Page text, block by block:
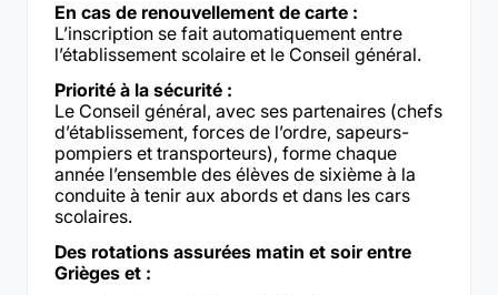
En cas de renouvellement de carte :
L’inscription se fait automatiquement entre
l’établissement scolaire et le Conseil général.
Priorité à la sécurité :
Le Conseil général, avec ses partenaires (chefs
d’établissement, forces de l’ordre, sapeurs-
pompiers et transporteurs), forme chaque
année l’ensemble des élèves de sixième à la
conduite à tenir aux abords et dans les cars
scolaires.
Des rotations assurées matin et soir entre
Grièges et :